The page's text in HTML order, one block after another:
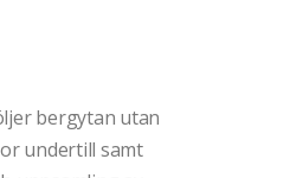
bergytan utan
undertill samt